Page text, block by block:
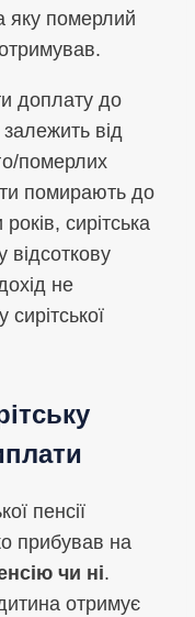
яку померлий
доплату до
залежить від
померлих
помирають до
сирітська
відсоткову
не
пенсії
прибував на
чи ні.
отримує